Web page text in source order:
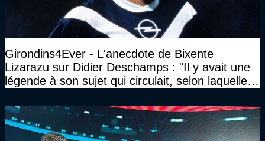
Girondins4Ever - L'anecdote de Bixente
Lizarazu sur Didier Deschamps : "Il y avait une
légende à son sujet qui circulait, selon laquelle il